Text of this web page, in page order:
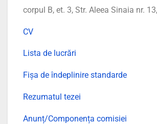
corpul B, et. 3, Str. Aleea Sinaia nr.
CV
Lista de lucrări
Fișa de îndeplinire standarde
Rezumatul tezei
Anunț/Componența comisiei